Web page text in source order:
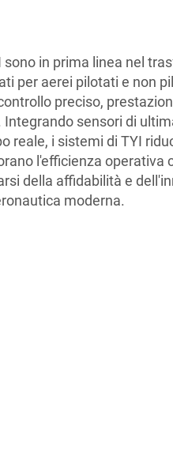
in prima linea nel
per aerei pilotati e non
preciso,
sensori di
reale, i sistemi di TYI
l'efficienza operativa
della affidabilità e
moderna.